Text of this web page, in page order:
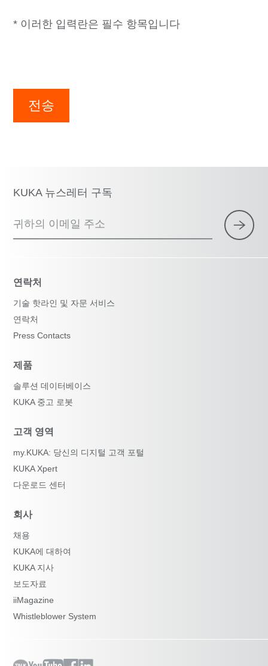
* 이러한 입력란은 필수 항목입니다
전송
KUKA 뉴스레터 구독
귀하의 이메일 주소
연락처
기술 핫라인 및 자문 서비스
연락처
Press Contacts
제품
솔루션 데이터베이스
KUKA 중고 로봇
고객 영역
my.KUKA: 당신의 디지털 고객 포털
KUKA Xpert
다운로드 센터
회사
채용
KUKA에 대하여
KUKA 지사
보도자료
iiMagazine
Whistleblower System